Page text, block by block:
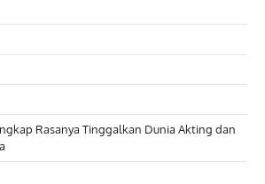
Rasanya Tinggalkan Dunia Akting dan